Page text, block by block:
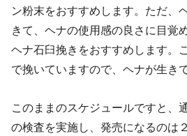
ン粉末をおすすめします。ただ、
きて、ヘナの使用感の良さに目覚
ヘナ石臼挽きをおすすめします。
で挽いていますので、ヘナが生き
このままのスケジュールですと、
の検査を実施し、発売になるのは